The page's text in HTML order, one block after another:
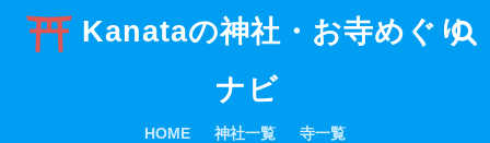
Kanataの神社・お寺めぐり
ナビ
HOME 神社一覧 寺一覧